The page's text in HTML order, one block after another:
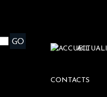
CONTACTS